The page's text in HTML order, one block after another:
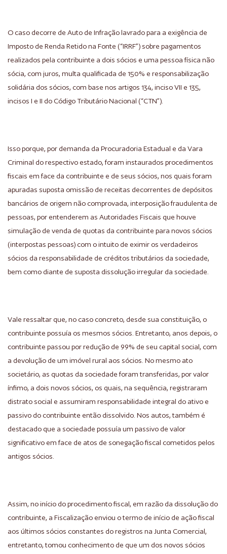
O caso decorre de Auto de Infração lavrado para a exigência de
Imposto de Renda Retido na Fonte (“IRRF”) sobre pagamentos
realizados pela contribuinte a dois sócios e uma pessoa física não
sócia, com juros, multa qualificada de 150% e responsabilização
solidária dos sócios, com base nos artigos 134, inciso VII e 135,
incisos I e II do Código Tributário Nacional (“CTN”).
Isso porque, por demanda da Procuradoria Estadual e da Vara
Criminal do respectivo estado, foram instaurados procedimentos
fiscais em face da contribuinte e de seus sócios, nos quais foram
apuradas suposta omissão de receitas decorrentes de depósitos
bancários de origem não comprovada, interposição fraudulenta de
pessoas, por entenderem as Autoridades Fiscais que houve
simulação de venda de quotas da contribuinte para novos sócios
(interpostas pessoas) com o intuito de eximir os verdadeiros
sócios da responsabilidade de créditos tributários da sociedade,
bem como diante de suposta dissolução irregular da sociedade.
Vale ressaltar que, no caso concreto, desde sua constituição, o
contribuinte possuía os mesmos sócios. Entretanto, anos depois, o
contribuinte passou por redução de 99% de seu capital social, com
a devolução de um imóvel rural aos sócios. No mesmo ato
societário, as quotas da sociedade foram transferidas, por valor
ínfimo, a dois novos sócios, os quais, na sequência, registraram
distrato social e assumiram responsabilidade integral do ativo e
passivo do contribuinte então dissolvido. Nos autos, também é
destacado que a sociedade possuía um passivo de valor
significativo em face de atos de sonegação fiscal cometidos pelos
antigos sócios.
Assim, no início do procedimento fiscal, em razão da dissolução do
contribuinte, a Fiscalização enviou o termo de início de ação fiscal
aos últimos sócios constantes do registros na Junta Comercial,
entretanto, tomou conhecimento de que um dos novos sócios